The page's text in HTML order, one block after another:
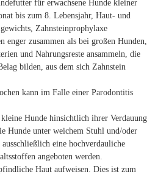
für erwachsene Hunde kleiner
bis zum 8. Lebensjahr, Haut- und
Zahnsteinprophylaxe
enger zusammen als bei großen Hunden,
und Nahrungsreste ansammeln, die
bilden, aus dem sich Zahnstein
kann im Falle einer Parodontitis
Hunde hinsichtlich ihrer Verdauung
Hunde unter weichem Stuhl und/oder
eine hochverdauliche
angeboten werden.
Haut aufweisen. Dies ist zum